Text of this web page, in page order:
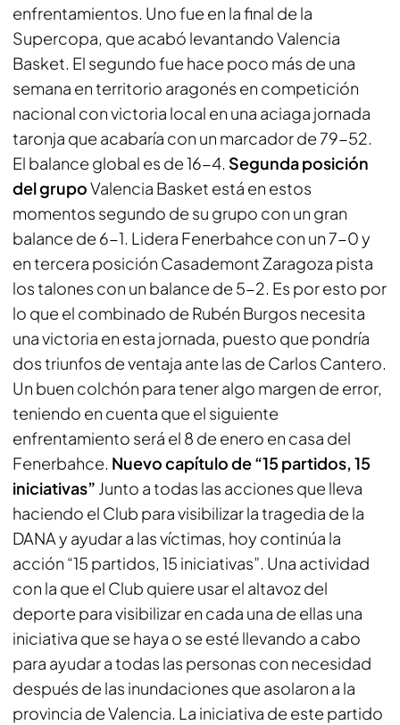
enfrentamientos. Uno fue en la final de la
Supercopa, que acabó levantando Valencia
Basket. El segundo fue hace poco más de una
semana en territorio aragonés en competición
nacional con victoria local en una aciaga jornada
taronja que acabaría con un marcador de 79-52.
El balance global es de 16-4. Segunda posición
del grupoValencia Basket está en estos
momentos segundo de su grupo con un gran
balance de 6-1. Lidera Fenerbahce con un 7-0 y
en tercera posición Casademont Zaragoza pista
los talones con un balance de 5-2. Es por esto por
lo que el combinado de Rubén Burgos necesita
una victoria en esta jornada, puesto que pondría
dos triunfos de ventaja ante las de Carlos Cantero.
Un buen colchón para tener algo margen de error,
teniendo en cuenta que el siguiente
enfrentamiento será el 8 de enero en casa del
Fenerbahce. Nuevo capítulo de “15 partidos, 15
iniciativas” Junto a todas las acciones que lleva
haciendo el Club para visibilizar la tragedia de la
DANA y ayudar a las víctimas, hoy continúa la
acción “15 partidos, 15 iniciativas”. Una actividad
con la que el Club quiere usar el altavoz del
deporte para visibilizar en cada una de ellas una
iniciativa que se haya o se esté llevando a cabo
para ayudar a todas las personas con necesidad
después de las inundaciones que asolaron a la
provincia de Valencia. La iniciativa de este partido